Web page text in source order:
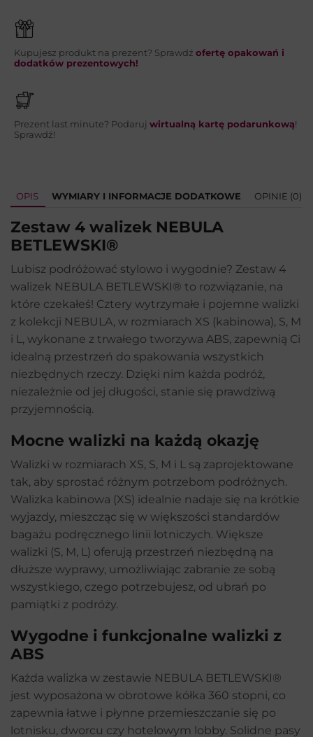
WYŚLIJ
Kupujesz produkt na prezent? Sprawdź ofertę opakowań i
dodatków prezentowych!
Prezent last minute? Podaruj wirtualną kartę podarunkową!
Sprawdź!
OPIS WYMIARY I INFORMACJE DODATKOWE OPINIE (0)
Zestaw 4 walizek NEBULA
BETLEWSKI®
Lubisz podróżować stylowo i wygodnie? Zestaw 4
walizek NEBULA BETLEWSKI® to rozwiązanie, na
które czekałeś! Cztery wytrzymałe i pojemne walizki
z kolekcji NEBULA, w rozmiarach XS (kabinowa), S, M
i L, wykonane z trwałego tworzywa ABS, zapewnią Ci
idealną przestrzeń do spakowania wszystkich
niezbędnych rzeczy. Dzięki nim każda podróż,
niezależnie od jej długości, stanie się prawdziwą
przyjemnością.
Mocne walizki na każdą okazję
Walizki w rozmiarach XS, S, M i L są zaprojektowane
tak, aby sprostać różnym potrzebom podróżnych.
Walizka kabinowa (XS) idealnie nadaje się na krótkie
wyjazdy, mieszcząc się w większości standardów
bagażu podręcznego linii lotniczych. Większe
walizki (S, M, L) oferują przestrzeń niezbędną na
dłuższe wyprawy, umożliwiając zabranie ze sobą
wszystkiego, czego potrzebujesz, od ubrań po
pamiątki z podróży.
Wygodne i funkcjonalne walizki z
ABS
Każda walizka w zestawie NEBULA BETLEWSKI®
jest wyposażona w obrotowe kółka 360 stopni, co
zapewnia łatwe i płynne przemieszczanie się po
lotnisku, dworcu czy hotelowym lobby. Solidne pasy